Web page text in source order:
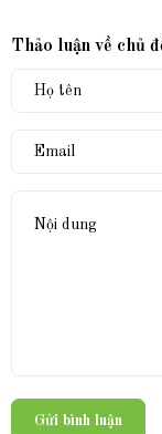
Thảo luận về chủ
Gửi bình luận